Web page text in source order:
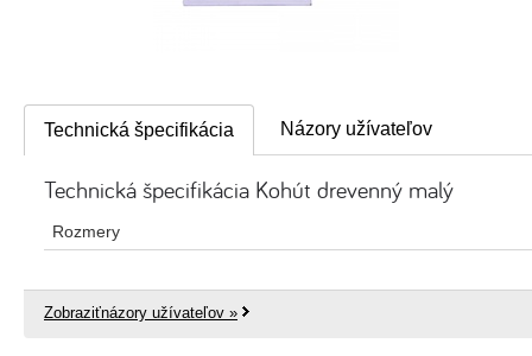
Technická špecifikácia Názory užívateľov
Technická špecifikácia Kohút drevenný malý
Rozmery
Zobraziťnázory užívateľov »